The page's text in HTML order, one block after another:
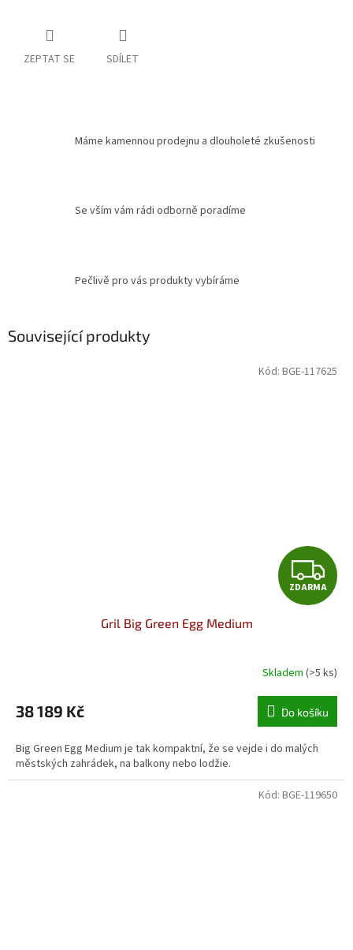
ZEPTAT SE SDÍLET
Máme kamennou prodejnu a dlouholeté zkušenosti
Se vším vám rádi odborně poradíme
Pečlivě pro vás produkty vybíráme
Související produkty
Z
D
R
M
A
ZDARMA
Gril Big Green Egg Medium
Skladem (>5 ks)
38 189 Kč Do košíku
Big Green Egg Medium je tak kompaktní, že se vejde i do malých
městských zahrádek, na balkony nebo lodžie.
Kód: BGE-117625
Kód: BGE-119650